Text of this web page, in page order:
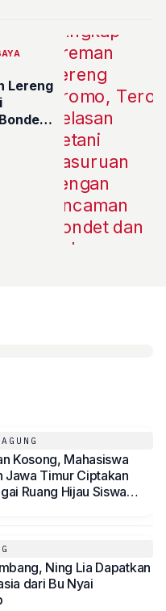
Lereng
Kosong, Mahasiswa
Jawa Timur Ciptakan
Ruang Hijau Siswa
Ning Lia Dapatkan
dari Bu Nyai